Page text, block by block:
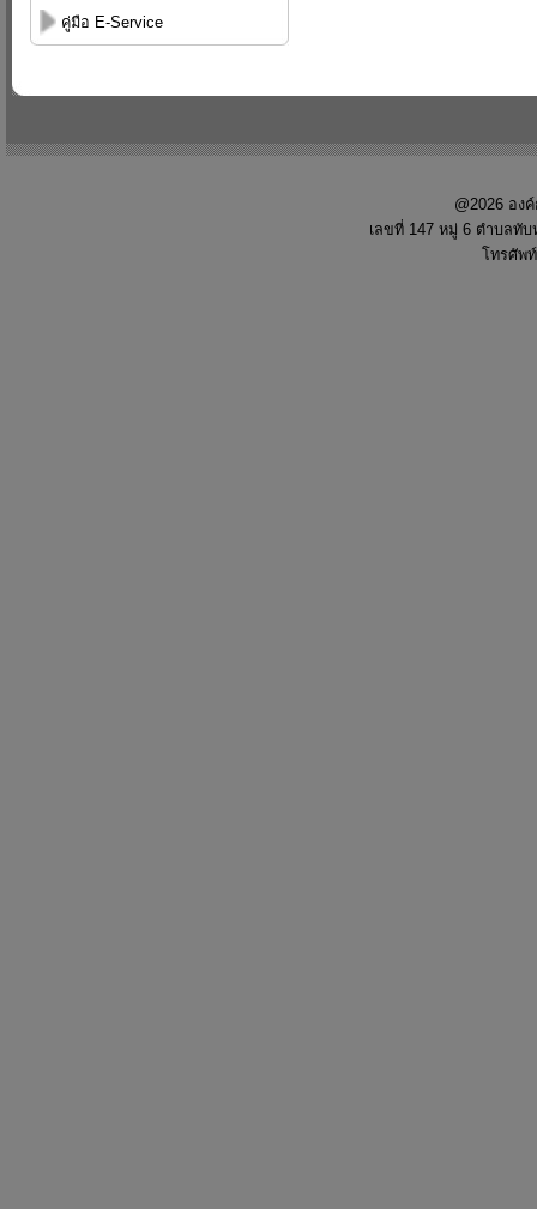
คู่มือ E-Service
@2026 อง
เลขที่ 147 หมู่ 6 ตำบลทั
โทรศัพ